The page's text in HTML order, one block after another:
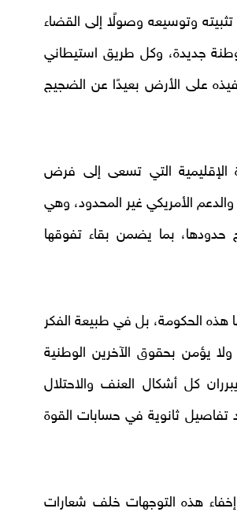
وتوسيعه وصولًا إلى القضاء
جديدة، وكل طريق استيطاني
على الأرض بعيدًا عن الضجيج
التي تسعى إلى فرض
الأمريكي غير المحدود، وهي
حدودها، بما يضمن بقاء تفوقها
الحكومة، بل في طبيعة الفكر
يؤمن بحقوق الآخرين الوطنية
كل أشكال العنف والاحتلال
تفاصيل ثانوية في حسابات القوة
إخفاء هذه التوجهات خلف شعارات